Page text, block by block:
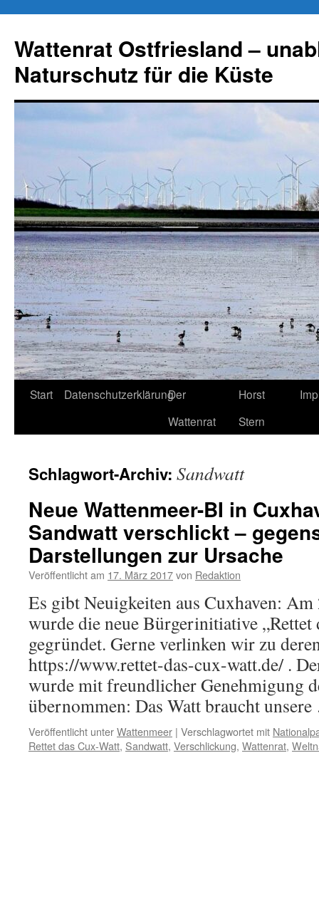
springen
Wattenrat Ostfriesland –
Naturschutz für die Küste
Start DatenschutzerklärungDer
Wattenrat
Horst
Stern
Schlagwort-Archiv: Sandwatt
Neue Wattenmeer-BI in
Sandwatt verschlickt –
Darstellungen zur Ursache
Veröffentlicht am 17. März 2017von Redaktion
Es gibt Neuigkeiten aus Cuxhaven:
wurde die neue Bürgerinitiative „Rettet
gegründet. Gerne verlinken wir zu
https://www.rettet-das-cux-watt.de/ .
wurde mit freundlicher Genehmigung
übernommen: Das Watt braucht
Veröffentlicht unterWattenmeer | Verschlagwortet mit
Rettet das Cux-Watt, Sandwatt, Verschlickung, Wattenrat,